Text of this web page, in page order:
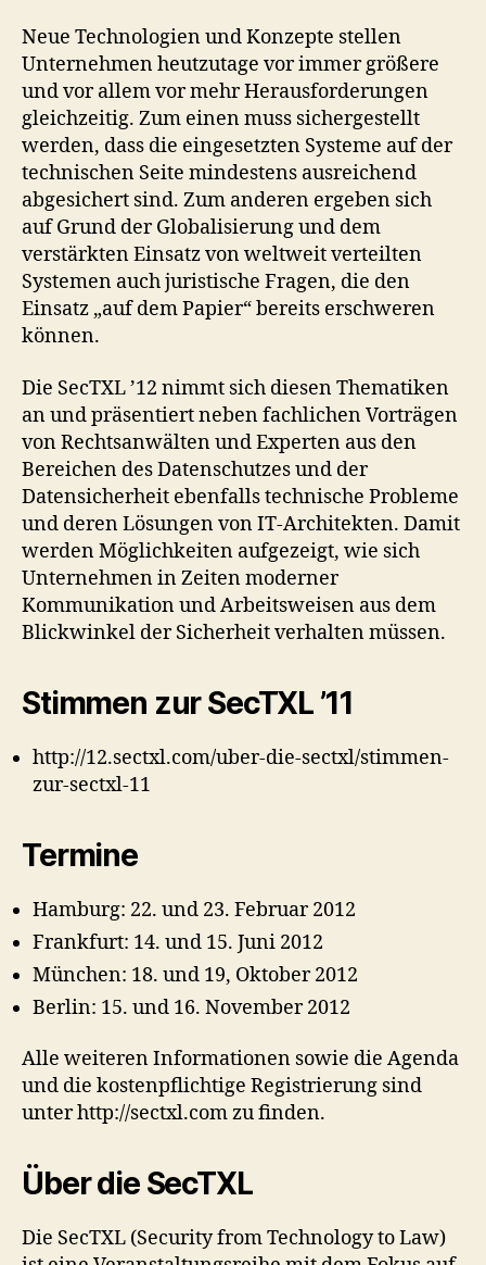
Neue Technologien und Konzepte stellen
Unternehmen heutzutage vor immer größere
und vor allem vor mehr Herausforderungen
gleichzeitig. Zum einen muss sichergestellt
werden, dass die eingesetzten Systeme auf der
technischen Seite mindestens ausreichend
abgesichert sind. Zum anderen ergeben sich
auf Grund der Globalisierung und dem
verstärkten Einsatz von weltweit verteilten
Systemen auch juristische Fragen, die den
Einsatz „auf dem Papier“ bereits erschweren
können.
Die SecTXL ’12 nimmt sich diesen Thematiken
an und präsentiert neben fachlichen Vorträgen
von Rechtsanwälten und Experten aus den
Bereichen des Datenschutzes und der
Datensicherheit ebenfalls technische Probleme
und deren Lösungen von IT-Architekten. Damit
werden Möglichkeiten aufgezeigt, wie sich
Unternehmen in Zeiten moderner
Kommunikation und Arbeitsweisen aus dem
Blickwinkel der Sicherheit verhalten müssen.
Stimmen zur SecTXL ’11
http://12.sectxl.com/uber-die-sectxl/stimmen-
zur-sectxl-11
Termine
Hamburg: 22. und 23. Februar 2012
Frankfurt: 14. und 15. Juni 2012
München: 18. und 19, Oktober 2012
Berlin: 15. und 16. November 2012
Alle weiteren Informationen sowie die Agenda
und die kostenpflichtige Registrierung sind
unter http://sectxl.com zu finden.
Über die SecTXL
Die SecTXL (Security from Technology to Law)